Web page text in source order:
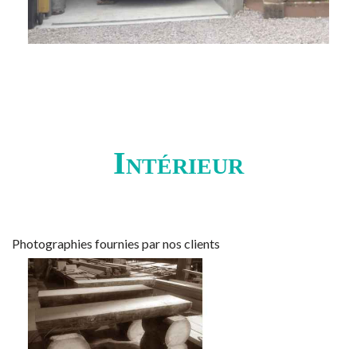
Intérieur
Photographies fournies par nos clients